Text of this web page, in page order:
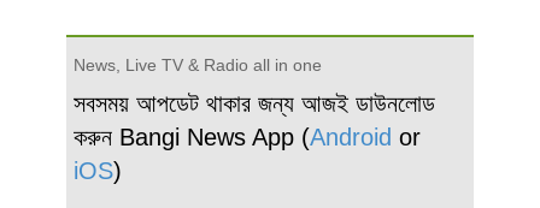
News, Live TV & Radio all in one
সবসময় আপডেট থাকার জন্য আজই ডাউনলোড
করুন Bangi News App (Android or
iOS)